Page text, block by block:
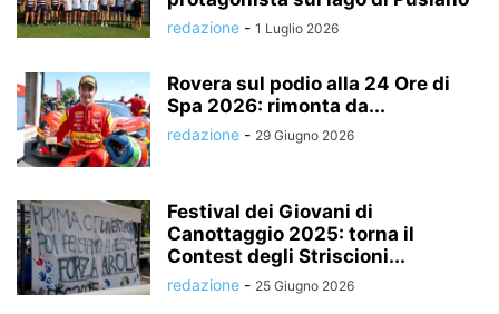
redazione - 1 Luglio 2026
Rovera sul podio alla 24 Ore di
Spa 2026: rimonta da...
redazione - 29 Giugno 2026
Festival dei Giovani di
Canottaggio 2025: torna il
Contest degli Striscioni...
redazione - 25 Giugno 2026